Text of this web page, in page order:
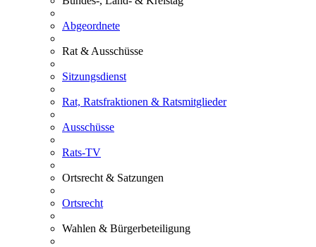
Abgeordnete
Rat & Ausschüsse
Sitzungsdienst
Rat, Ratsfraktionen & Ratsmitglieder
Ausschüsse
Rats-TV
Ortsrecht & Satzungen
Ortsrecht
Wahlen & Bürgerbeteiligung